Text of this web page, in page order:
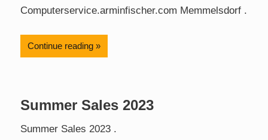
Computerservice.arminfischer.com Memmelsdorf .
Continue reading
Summer Sales 2023
Summer Sales 2023 .